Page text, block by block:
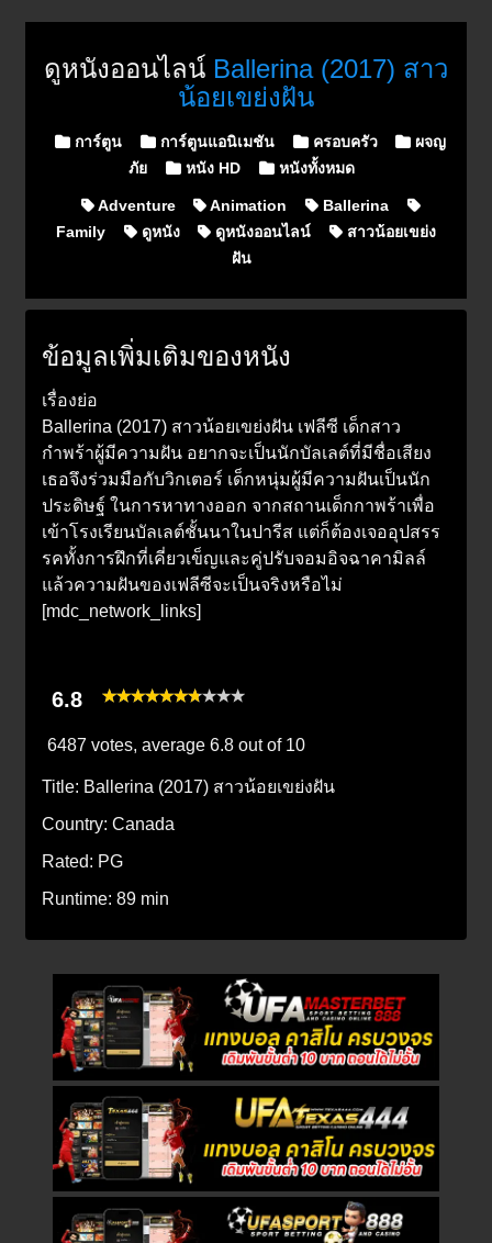
ดูหนังออนไลน์ Ballerina (2017) สาว
น้อยเขย่งฝัน
Posted in
การ์ตูน การ์ตูนแอนิเมชัน ครอบครัว
ผจญ
ภัย
หนัง HD หนังทั้งหมด
Adventure Animation
Ballerina
Family
ดูหนัง ดูหนังออนไลน์
สาวน้อยเขย่ง
ฝัน
ข้อมูลเพิ่มเติมของหนัง
เรื่องย่อ
Ballerina (2017) สาวน้อยเขย่งฝัน เฟลีซี เด็กสาว
กำพร้าผู้มีความฝัน อยากจะเป็นนักบัลเลต์ที่มีชื่อเสียง
เธอจึงร่วมมือกับวิกเตอร์ เด็กหนุ่มผู้มีความฝันเป็นนัก
ประดิษฐ์ ในการหาทางออก จากสถานเด็กกาพร้าเพื่อ
เข้าโรงเรียนบัลเลต์ชั้นนาในปารีส แต่ก็ต้องเจออุปสรร
รคทั้งการฝึกที่เคี่ยวเข็ญและคู่ปรับจอมอิจฉาคามิลล์
แล้วความฝันของเฟลีซีจะเป็นจริงหรือไม่
[mdc_network_links]
6.8
6487 votes, average 6.8 out of 10
Title: Ballerina (2017) สาวน้อยเขย่งฝัน
Country: Canada
Rated: PG
Runtime: 89 min